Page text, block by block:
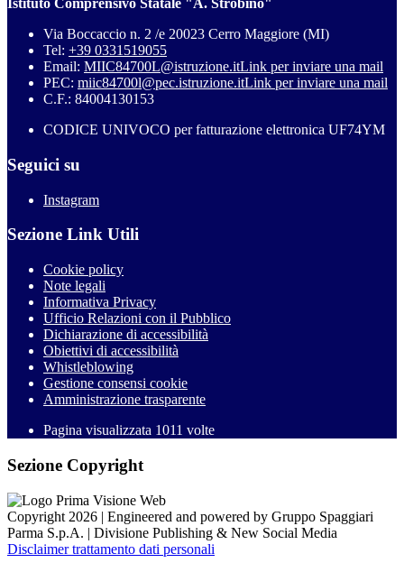
Istituto Comprensivo Statale "A. Strobino"
Via Boccaccio n. 2 /e 20023 Cerro Maggiore (MI)
Tel: +39 0331519055
Email: MIIC84700L@istruzione.itLink per inviare una mail
PEC: miic84700l@pec.istruzione.itLink per inviare una mail
C.F.: 84004130153
CODICE UNIVOCO per fatturazione elettronica UF74YM
Seguici su
Instagram
Sezione Link Utili
Cookie policy
Note legali
Informativa Privacy
Ufficio Relazioni con il Pubblico
Dichiarazione di accessibilità
Obiettivi di accessibilità
Whistleblowing
Gestione consensi cookie
Amministrazione trasparente
Pagina visualizzata 1011 volte
Sezione Copyright
Copyright 2026 | Engineered and powered by Gruppo Spaggiari
Parma S.p.A. | Divisione Publishing & New Social Media
Disclaimer trattamento dati personali